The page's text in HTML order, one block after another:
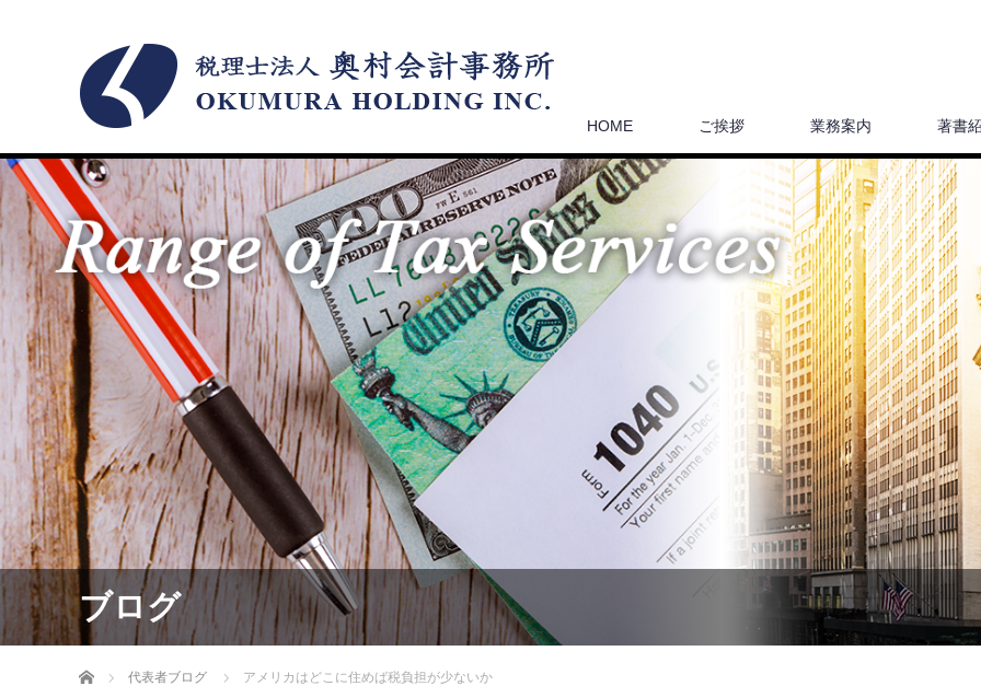
HOME ご挨拶 業務案内 著書
ブログ
ホーム 代表者ブログ アメリカはどこに住めば税負担が少ないか